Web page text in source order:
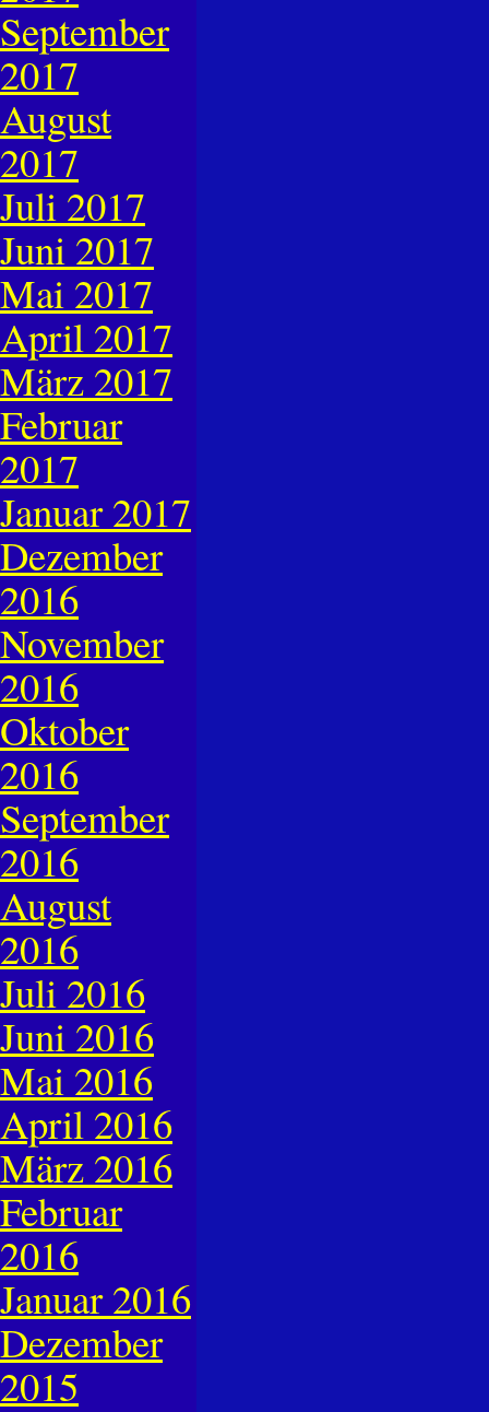
September
2017
August
2017
Juli 2017
Juni 2017
Mai 2017
April 2017
März 2017
Februar
2017
Januar 2017
Dezember
2016
November
2016
Oktober
2016
September
2016
August
2016
Juli 2016
Juni 2016
Mai 2016
April 2016
März 2016
Februar
2016
Januar 2016
Dezember
2015